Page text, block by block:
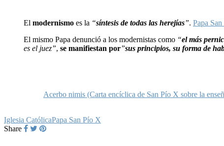
El modernismo es la “síntesis de todas las herejías”. Papa
El mismo Papa denunció a los modernistas como “el más
es el juez”, se manifiestan por”sus principios, su forma de
Acerbo nimis (Carta encíclica de San Pío X sobre la
Iglesia CatólicaPapa San Pío X
Share